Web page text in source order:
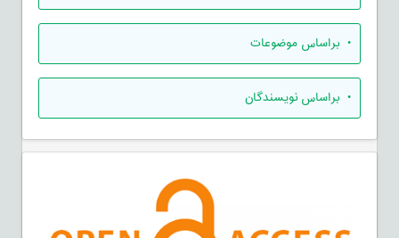
• براساس موضوعات
• براساس نویسندگان